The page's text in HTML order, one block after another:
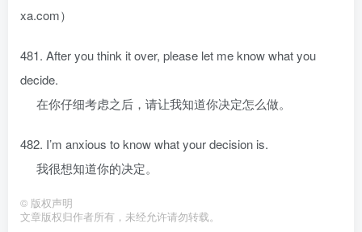
xa.com）
481. After you think it over, please let me know what you
decide.
在你仔细考虑之后，请让我知道你决定怎么做。
482. I’m anxious to know what your decision is.
我很想知道你的决定。
© 版权声明
文章版权归作者所有，未经允许请勿转载。